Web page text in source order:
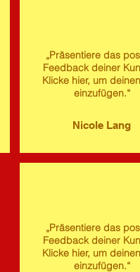
„Präsentiere das
Feedback deiner
Klicke hier, um
einzufügen.“
Nicole Lang
„Präsentiere das
Feedback deiner
Klicke hier, um
einzufügen.“